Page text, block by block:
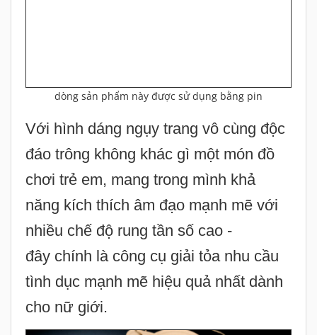
chơi trẻ em, mang trong mình khả
năng kích thích âm đạo mạnh mẽ với
nhiều chế độ rung tần số cao -
đây chính là công cụ giải tỏa nhu cầu
tình dục mạnh mẽ hiệu quả nhất dành
cho nữ giới.